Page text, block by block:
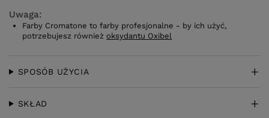
Uwaga:
Farby Cromatone to farby profesjonalne - by ich użyć,
potrzebujesz również oksydantu Oxibel
SPOSÓB UŻYCIA
SKŁAD